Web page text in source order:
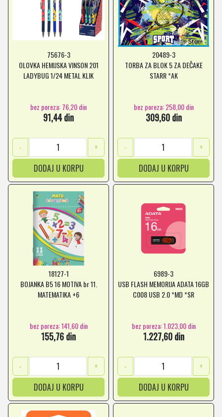
75676-3
OLOVKA HEMIJSKA VINSON 201
LADYBUG 1/24 METAL KLIK
bez poreza: 76,20 din
91,44 din
-
+
DODAJ U KORPU
20489-3
TORBA ZA BLOK 5 ZA DEČAKE
STARR *AK
bez poreza: 258,00 din
309,60 din
-
+
DODAJ U KORPU
18127-1
BOJANKA B5 16 MOTIVA br 11.
MATEMATIKA +6
bez poreza: 141,60 din
155,76 din
-
+
DODAJ U KORPU
6989-3
USB FLASH MEMORIJA ADATA 16GB
C008 USB 2.0 *MD *SR
bez poreza: 1.023,00 din
1.227,60 din
-
+
DODAJ U KORPU